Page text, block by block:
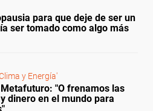
para que deje de ser un
ser tomado como algo más
y Energía'
"O frenamos las
dinero en el mundo para